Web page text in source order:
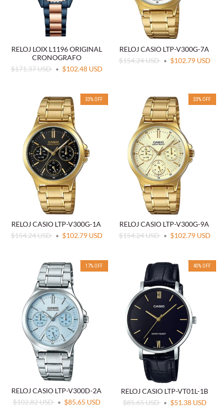
RELOJ LOIX L1196 ORIGINAL
CRONOGRAFO
$171.37 USD
$102.48 USD
RELOJ CASIO LTP-V300G-7A
$154.24 USD
$102.79 USD
33% OFF
RELOJ CASIO LTP-V300G-1A
$154.24 USD
$102.79 USD
33% OFF
RELOJ CASIO LTP-V300G-9A
$154.24 USD
$102.79 USD
17% OFF
RELOJ CASIO LTP-V300D-2A
$102.82 USD
$85.65 USD
40% OFF
RELOJ CASIO LTP-VT01L-1B
$85.65 USD
$51.38 USD